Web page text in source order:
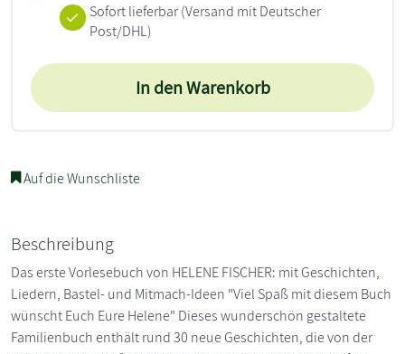
Sofort lieferbar(Versand mit Deutscher
Post/DHL)
In den Warenkorb
Auf die Wunschliste
Beschreibung
Das erste Vorlesebuch von HELENE FISCHER: mit Geschichten,
Liedern, Bastel- und Mitmach-Ideen "Viel Spaß mit diesem Buch
wünscht Euch Eure Helene" Dieses wunderschön gestaltete
Familienbuch enthält rund 30 neue Geschichten, die von der